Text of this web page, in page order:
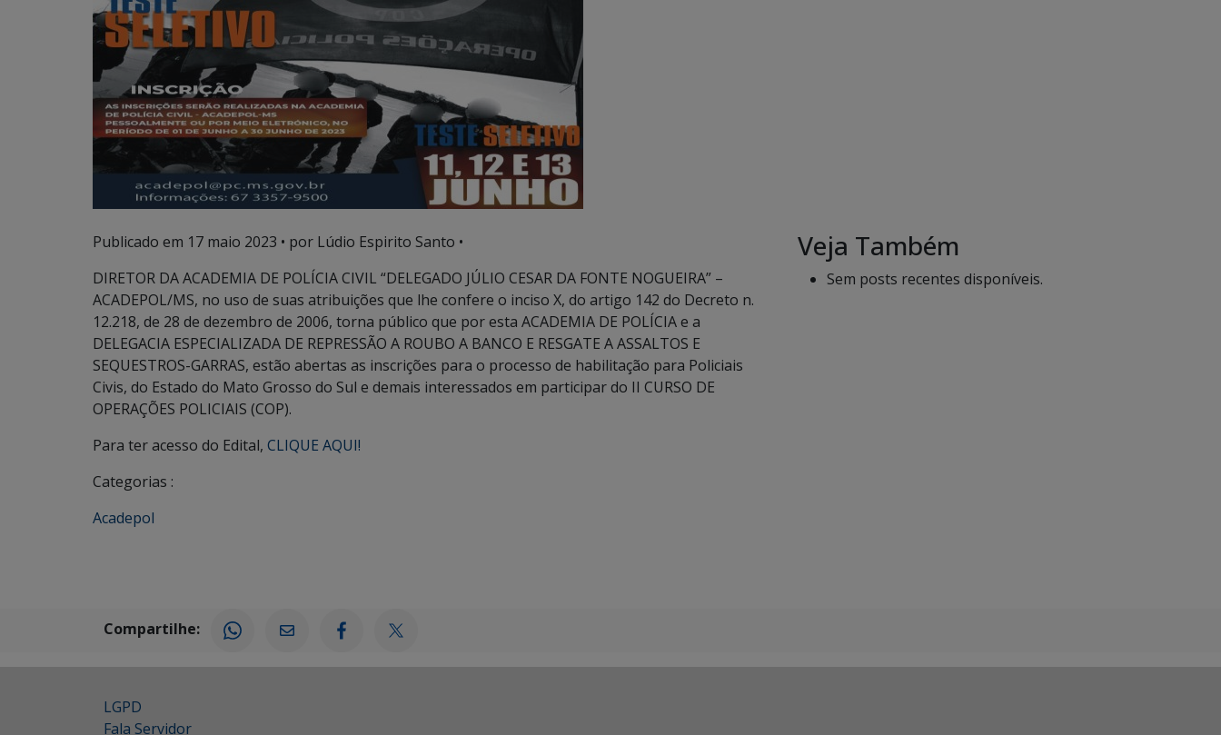
Publicado em 17 maio 2023 • por Lúdio Espirito Santo •
DIRETOR DA ACADEMIA DE POLÍCIA CIVIL “DELEGADO JÚLIO CESAR DA FONTE NOGUEIRA” –
ACADEPOL/MS, no uso de suas atribuições que lhe confere o inciso X, do artigo 142 do Decreto n.
12.218, de 28 de dezembro de 2006, torna público que por esta ACADEMIA DE POLÍCIA e a
DELEGACIA ESPECIALIZADA DE REPRESSÃO A ROUBO A BANCO E RESGATE A ASSALTOS E
SEQUESTROS-GARRAS, estão abertas as inscrições para o processo de habilitação para Policiais
Civis, do Estado do Mato Grosso do Sul e demais interessados em participar do II CURSO DE
OPERAÇÕES POLICIAIS (COP).
Para ter acesso do Edital, CLIQUE AQUI!
Categorias :
Acadepol
Veja Também
Sem posts recentes disponíveis.
Compartilhe:
LGPD
Fala Servidor